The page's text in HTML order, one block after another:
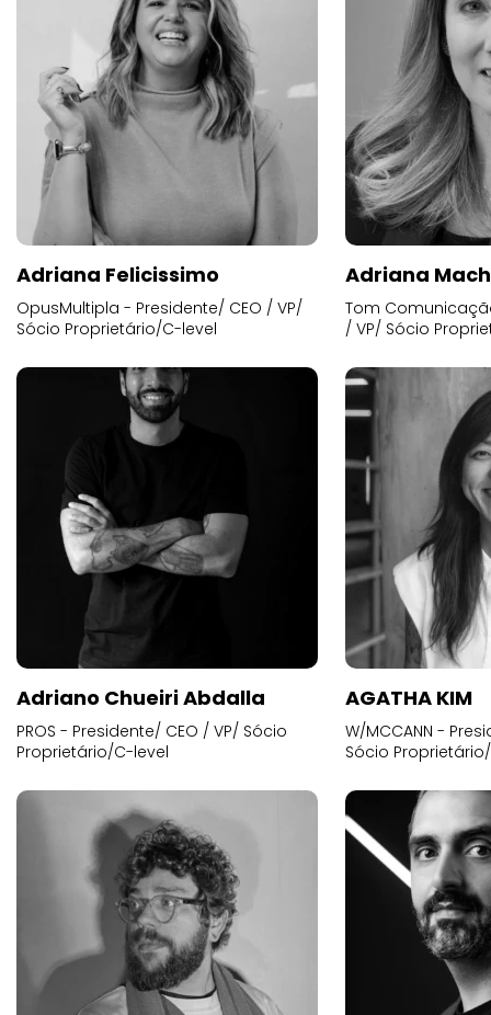
Adriana Felicissimo
OpusMultipla - Presidente/ CEO / VP/
Sócio Proprietário/C-level
Adriana
Tom
/ VP/ Sócio
Adriano Chueiri Abdalla
PROS - Presidente/ CEO / VP/ Sócio
Proprietário/C-level
AGATHA KIM
W/MCCANN -
Sócio